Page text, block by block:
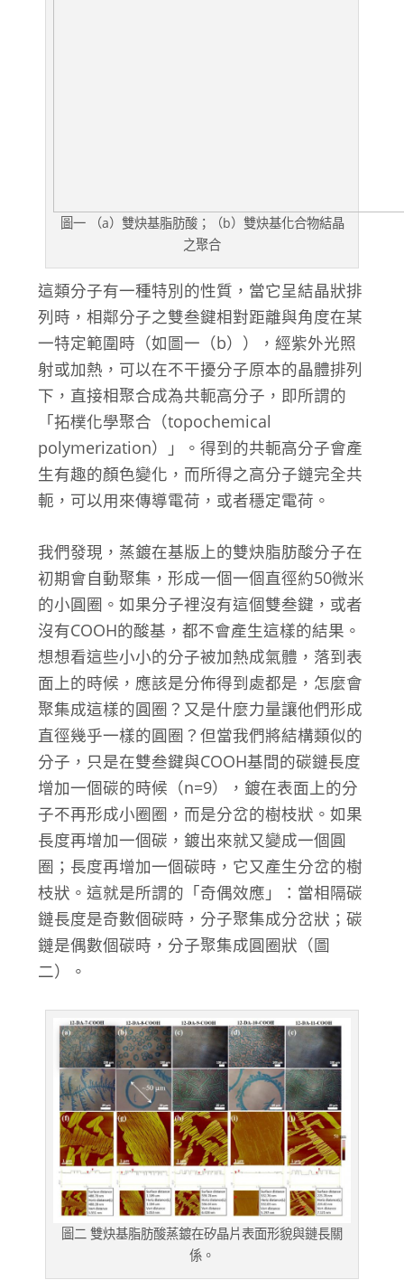
圖一 （a）雙炔基脂肪酸；（b）雙炔基化合物結晶
之聚合
這類分子有一種特別的性質，當它呈結晶狀排
列時，相鄰分子之雙叁鍵相對距離與角度在某
一特定範圍時（如圖一（b）），經紫外光照
射或加熱，可以在不干擾分子原本的晶體排列
下，直接相聚合成為共軛高分子，即所謂的
「拓樸化學聚合（topochemical
polymerization）」。得到的共軛高分子會產
生有趣的顏色變化，而所得之高分子鏈完全共
軛，可以用來傳導電荷，或者穩定電荷。
我們發現，蒸鍍在基版上的雙炔脂肪酸分子在
初期會自動聚集，形成一個一個直徑約50微米
的小圓圈。如果分子裡沒有這個雙叁鍵，或者
沒有COOH的酸基，都不會產生這樣的結果。
想想看這些小小的分子被加熱成氣體，落到表
面上的時候，應該是分佈得到處都是，怎麼會
聚集成這樣的圓圈？又是什麼力量讓他們形成
直徑幾乎一樣的圓圈？但當我們將結構類似的
分子，只是在雙叁鍵與COOH基間的碳鏈長度
增加一個碳的時候（n=9），鍍在表面上的分
子不再形成小圈圈，而是分岔的樹枝狀。如果
長度再增加一個碳，鍍出來就又變成一個圓
圈；長度再增加一個碳時，它又產生分岔的樹
枝狀。這就是所謂的「奇偶效應」：當相隔碳
鏈長度是奇數個碳時，分子聚集成分岔狀；碳
鏈是偶數個碳時，分子聚集成圓圈狀（圖
二）。
圖二 雙炔基脂肪酸蒸鍍在矽晶片表面形貌與鏈長關
係。